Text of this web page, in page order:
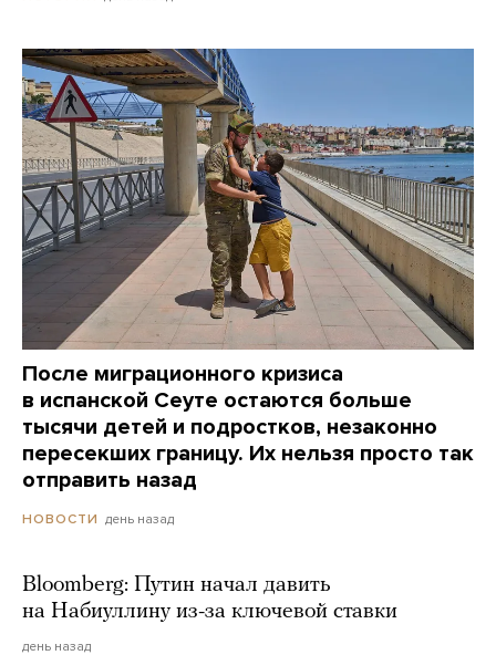
После миграционного кризиса
в испанской Сеуте остаются больше
тысячи детей и подростков, незаконно
пересекших границу. Их нельзя просто так
отправить назад
НОВОСТИ день назад
Bloomberg: Путин начал давить
на Набиуллину из-за ключевой ставки
день назад